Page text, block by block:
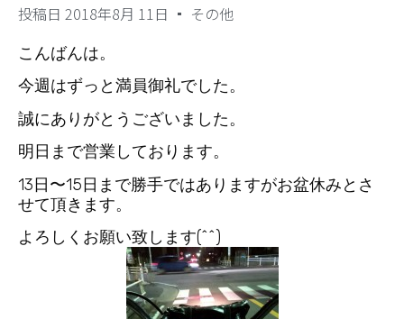
投稿日 2018年8月 11日 その他
こんばんは。
今週はずっと満員御礼でした。
誠にありがとうございました。
明日まで営業しております。
13日〜15日まで勝手ではありますがお盆休みとさ
せて頂きます。
よろしくお願い致します(^^)